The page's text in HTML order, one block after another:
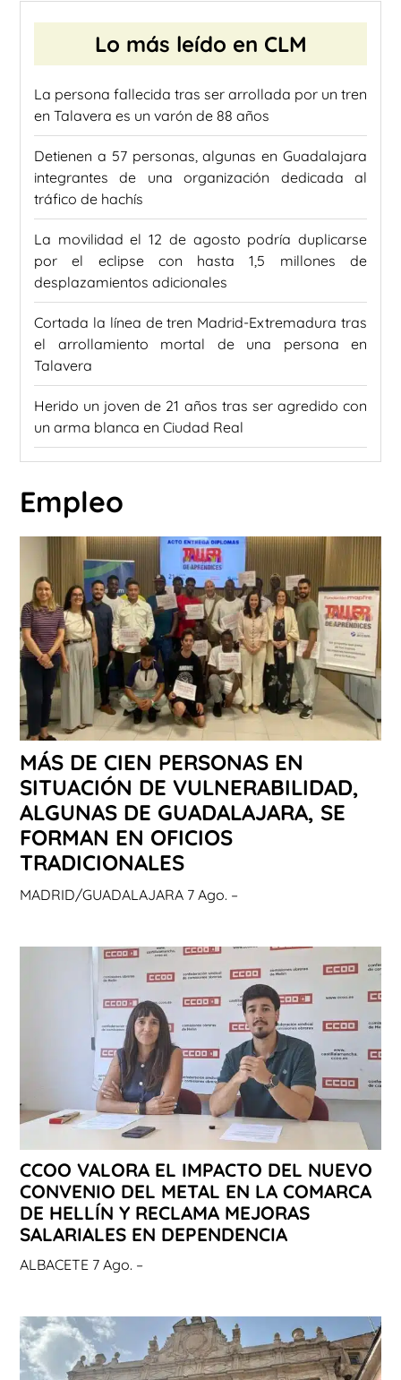
Lo más leído en CLM
La persona fallecida tras ser arrollada por un tren
en Talavera es un varón de 88 años
Detienen a 57 personas, algunas en Guadalajara
integrantes de una organización dedicada al
tráfico de hachís
La movilidad el 12 de agosto podría duplicarse
por el eclipse con hasta 1,5 millones de
desplazamientos adicionales
Cortada la línea de tren Madrid-Extremadura tras
el arrollamiento mortal de una persona en
Talavera
Herido un joven de 21 años tras ser agredido con
un arma blanca en Ciudad Real
Empleo
MÁS DE CIEN PERSONAS EN
SITUACIÓN DE VULNERABILIDAD,
ALGUNAS DE GUADALAJARA, SE
FORMAN EN OFICIOS
TRADICIONALES
MADRID/GUADALAJARA 7 Ago. –
CCOO VALORA EL IMPACTO DEL NUEVO
CONVENIO DEL METAL EN LA COMARCA
DE HELLÍN Y RECLAMA MEJORAS
SALARIALES EN DEPENDENCIA
ALBACETE 7 Ago. –